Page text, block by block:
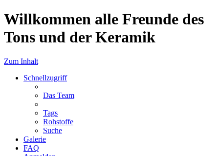
Willkommen alle Freunde des
Tons und der Keramik
Zum Inhalt
Schnellzugriff
Das Team
Tags
Rohstoffe
Suche
Galerie
FAQ